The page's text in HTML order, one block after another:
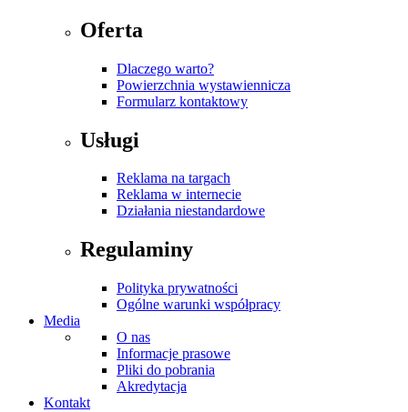
Oferta
Dlaczego warto?
Powierzchnia wystawiennicza
Formularz kontaktowy
Usługi
Reklama na targach
Reklama w internecie
Działania niestandardowe
Regulaminy
Polityka prywatności
Ogólne warunki współpracy
Media
O nas
Informacje prasowe
Pliki do pobrania
Akredytacja
Kontakt